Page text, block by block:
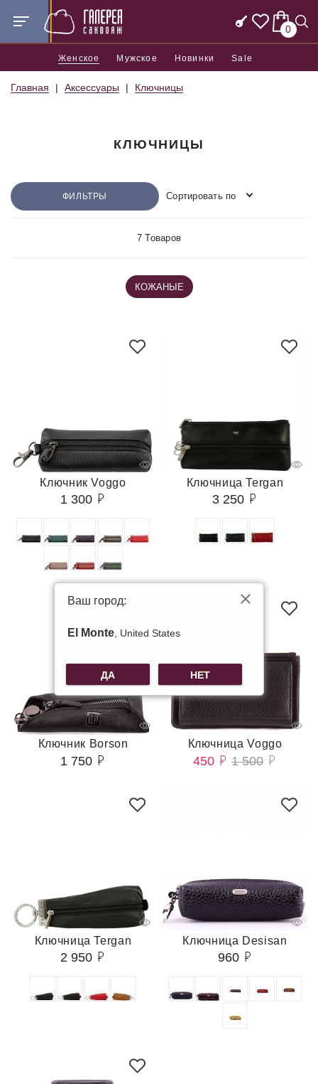
0
Женское Мужское Новинки Sale
Главная Аксессуары Ключницы
КЛЮЧНИЦЫ
ФИЛЬТРЫ Сортировать по
7 Товаров
КОЖАНЫЕ
Ключник Voggo
1 300
Ключница Tergan
3 250
Ключник Borson
1 750
Ключница Voggo
450 1 500
Ключница Tergan
2 950
Ключница Desisan
960
Ваш город:
El Monte , United States
ДА НЕТ